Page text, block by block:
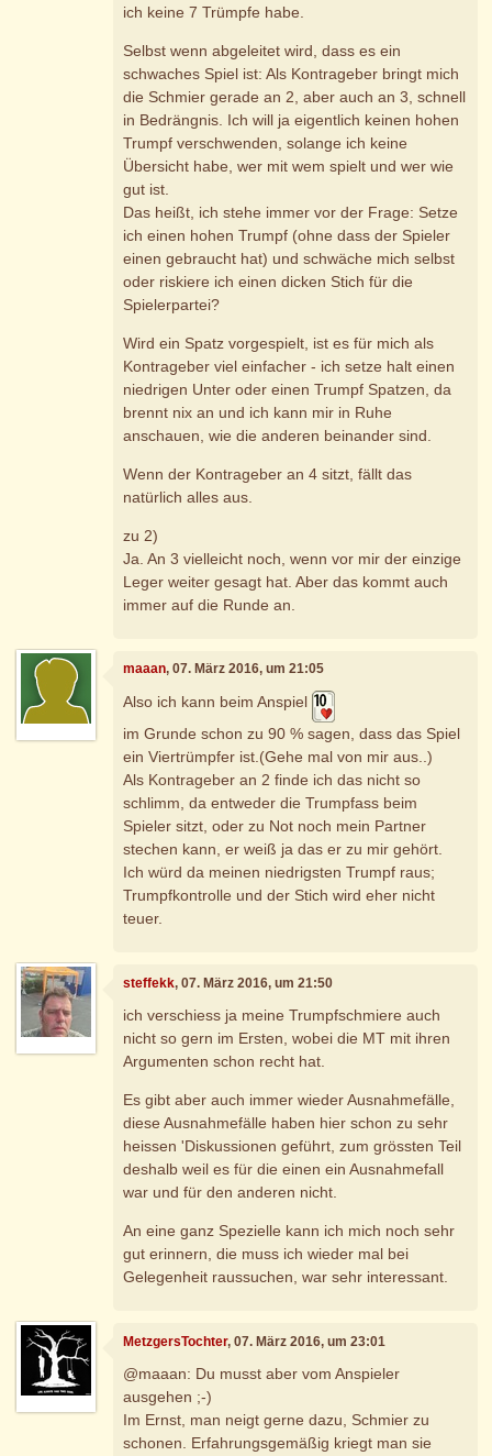
ich keine 7 Trümpfe habe.
Selbst wenn abgeleitet wird, dass es ein
schwaches Spiel ist: Als Kontrageber bringt mich
die Schmier gerade an 2, aber auch an 3, schnell
in Bedrängnis. Ich will ja eigentlich keinen hohen
Trumpf verschwenden, solange ich keine
Übersicht habe, wer mit wem spielt und wer wie
gut ist.
Das heißt, ich stehe immer vor der Frage: Setze
ich einen hohen Trumpf (ohne dass der Spieler
einen gebraucht hat) und schwäche mich selbst
oder riskiere ich einen dicken Stich für die
Spielerpartei?
Wird ein Spatz vorgespielt, ist es für mich als
Kontrageber viel einfacher - ich setze halt einen
niedrigen Unter oder einen Trumpf Spatzen, da
brennt nix an und ich kann mir in Ruhe
anschauen, wie die anderen beinander sind.
Wenn der Kontrageber an 4 sitzt, fällt das
natürlich alles aus.
zu 2)
Ja. An 3 vielleicht noch, wenn vor mir der einzige
Leger weiter gesagt hat. Aber das kommt auch
immer auf die Runde an.
maaan, 07. März 2016, um 21:05
Also ich kann beim Anspiel
im Grunde schon zu 90 % sagen, dass das Spiel
ein Viertrümpfer ist.(Gehe mal von mir aus..)
Als Kontrageber an 2 finde ich das nicht so
schlimm, da entweder die Trumpfass beim
Spieler sitzt, oder zu Not noch mein Partner
stechen kann, er weiß ja das er zu mir gehört.
Ich würd da meinen niedrigsten Trumpf raus;
Trumpfkontrolle und der Stich wird eher nicht
teuer.
steffekk, 07. März 2016, um 21:50
ich verschiess ja meine Trumpfschmiere auch
nicht so gern im Ersten, wobei die MT mit ihren
Argumenten schon recht hat.
Es gibt aber auch immer wieder Ausnahmefälle,
diese Ausnahmefälle haben hier schon zu sehr
heissen 'Diskussionen geführt, zum grössten Teil
deshalb weil es für die einen ein Ausnahmefall
war und für den anderen nicht.
An eine ganz Spezielle kann ich mich noch sehr
gut erinnern, die muss ich wieder mal bei
Gelegenheit raussuchen, war sehr interessant.
MetzgersTochter, 07. März 2016, um 23:01
@maaan: Du musst aber vom Anspieler
ausgehen ;-)
Im Ernst, man neigt gerne dazu, Schmier zu
schonen. Erfahrungsgemäßig kriegt man sie